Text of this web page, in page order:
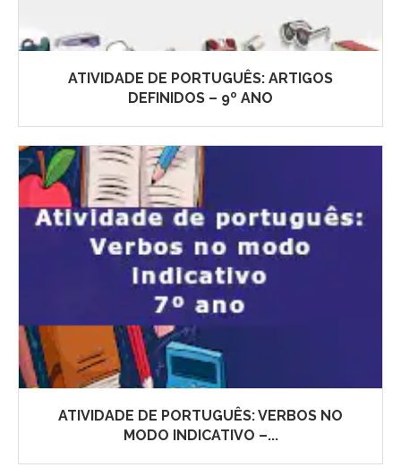
ATIVIDADE DE PORTUGUÊS: ARTIGOS
DEFINIDOS – 9º ANO
ATIVIDADE DE PORTUGUÊS: VERBOS NO
MODO INDICATIVO –...